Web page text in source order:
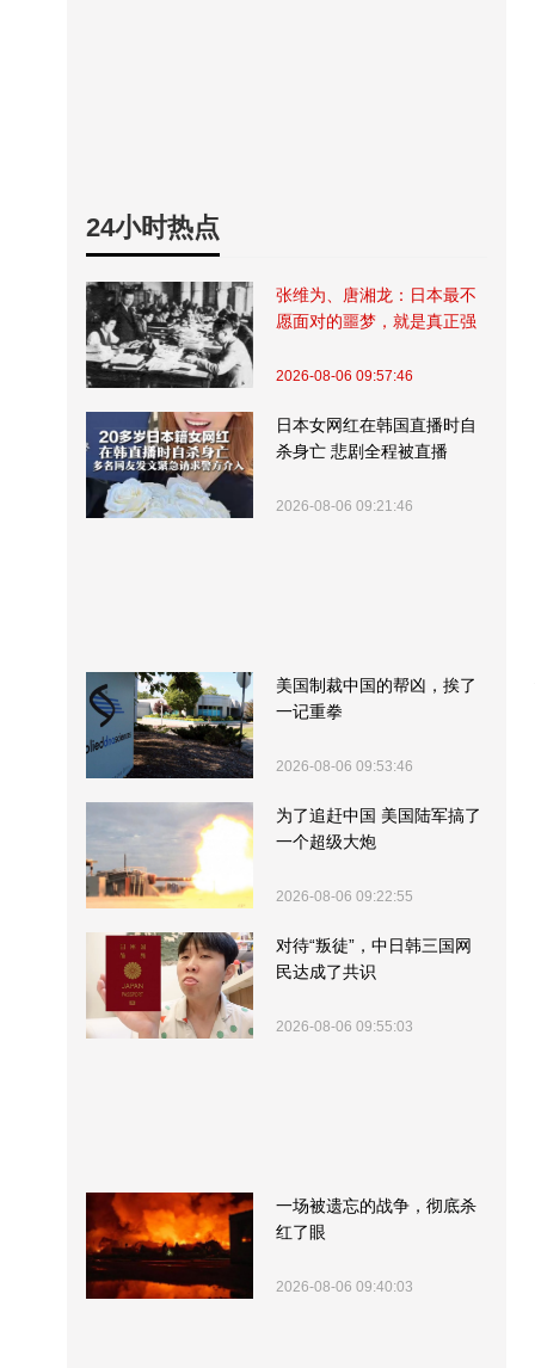
24小时热点
张维为、唐湘龙：日本最不
愿面对的噩梦，就是真正强
2026-08-06 09:57:46
日本女网红在韩国直播时自
杀身亡 悲剧全程被直播
2026-08-06 09:21:46
美国制裁中国的帮凶，挨了
一记重拳
2026-08-06 09:53:46
为了追赶中国 美国陆军搞了
一个超级大炮
2026-08-06 09:22:55
对待“叛徒”，中日韩三国网
民达成了共识
2026-08-06 09:55:03
一场被遗忘的战争，彻底杀
红了眼
2026-08-06 09:40:03